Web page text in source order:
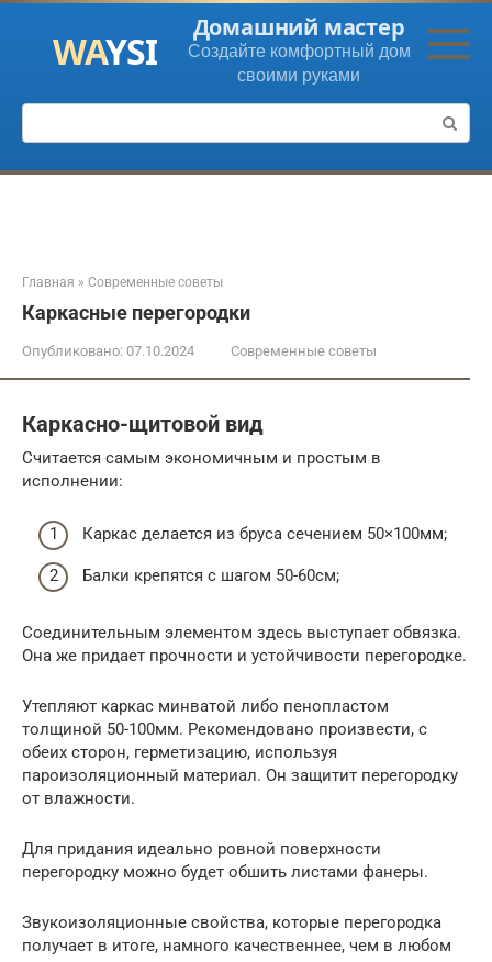
Перейти
контенту
Домашний мастер
Создайте комфортный дом
своими руками
Поиск:
Главная » Современные советы
Каркасные перегородки
Опубликовано: 07.10.2024 Современные советы
Каркасно-щитовой вид
Считается самым экономичным и простым в
исполнении:
Каркас делается из бруса сечением 50×100мм;
Балки крепятся с шагом 50-60см;
Соединительным элементом здесь выступает обвязка.
Она же придает прочности и устойчивости перегородке.
Утепляют каркас минватой либо пенопластом
толщиной 50-100мм. Рекомендовано произвести, с
обеих сторон, герметизацию, используя
пароизоляционный материал. Он защитит перегородку
от влажности.
Для придания идеально ровной поверхности
перегородку можно будет обшить листами фанеры.
Звукоизоляционные свойства, которые перегородка
получает в итоге, намного качественнее, чем в любом